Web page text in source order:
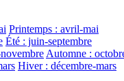
Printemps : avril-mai
Été : juin-septembre
Automne :
Hiver : décembre-mars